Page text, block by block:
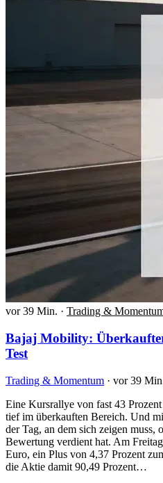
vor 39 Min. · Trading &
Bajaj Mobility:
Test
Trading & Momentum · vor 39
Eine Kursrallye von fast 43
tief im überkauften Bereich. Und
der Tag, an dem sich zeigen
Bewertung verdient hat. Am
Euro, ein Plus von 4,37 Prozent
die Aktie damit 90,49 Prozent…